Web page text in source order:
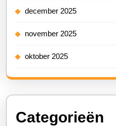
december 2025
november 2025
oktober 2025
Categorieën